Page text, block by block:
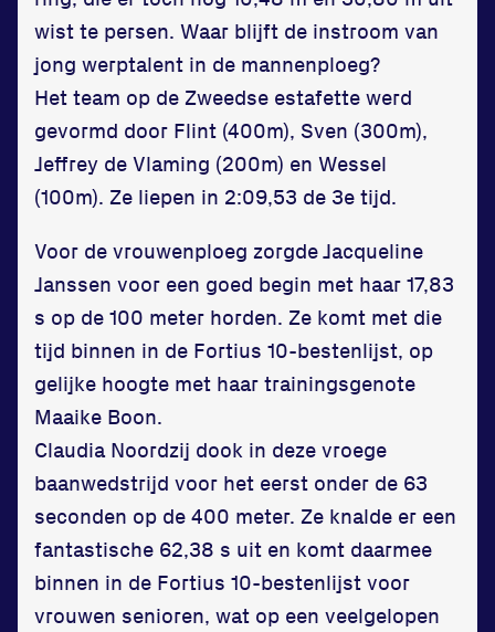
wist te persen. Waar blijft de instroom van
jong werptalent in de mannenploeg?
Het team op de Zweedse estafette werd
gevormd door Flint (400m), Sven (300m),
Jeffrey de Vlaming (200m) en Wessel
(100m). Ze liepen in 2:09,53 de 3e tijd.
Voor de vrouwenploeg zorgde Jacqueline
Janssen voor een goed begin met haar 17,83
s op de 100 meter horden. Ze komt met die
tijd binnen in de Fortius 10-bestenlijst, op
gelijke hoogte met haar trainingsgenote
Maaike Boon.
Claudia Noordzij dook in deze vroege
baanwedstrijd voor het eerst onder de 63
seconden op de 400 meter. Ze knalde er een
fantastische 62,38 s uit en komt daarmee
binnen in de Fortius 10-bestenlijst voor
vrouwen senioren, wat op een veelgelopen